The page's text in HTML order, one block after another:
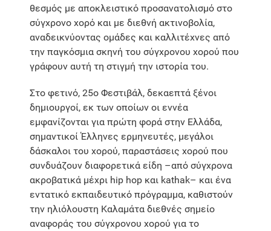
θεσμός με αποκλειστικό προσανατολισμό στο
σύγχρονο χορό και με διεθνή ακτινοβολία,
αναδεικνύοντας ομάδες και καλλιτέχνες από
την παγκόσμια σκηνή του σύγχρονου χορού που
γράφουν αυτή τη στιγμή την ιστορία του.
Στο φετινό, 25ο Φεστιβάλ, δεκαεπτά ξένοι
δημιουργοί, εκ των οποίων οι εννέα
εμφανίζονται για πρώτη φορά στην Ελλάδα,
σημαντικοί Έλληνες ερμηνευτές, μεγάλοι
δάσκαλοι του χορού, παραστάσεις χορού που
συνδυάζουν διαφορετικά είδη –από σύγχρονα
ακροβατικά μέχρι hip hop και kathak– και ένα
εντατικό εκπαιδευτικό πρόγραμμα, καθιστούν
την ηλιόλουστη Καλαμάτα διεθνές σημείο
αναφοράς του σύγχρονου χορού για το